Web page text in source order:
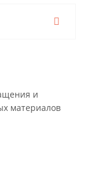
и
материалов